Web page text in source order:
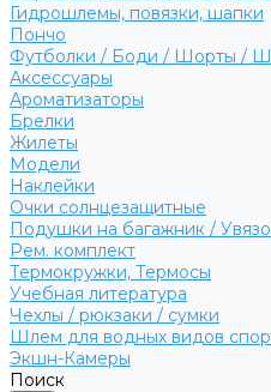
Гидрошлемы, повязки, шапки
Пончо
Футболки / Боди / Шорты /
Аксессуары
Ароматизаторы
Брелки
Жилеты
Модели
Наклейки
Очки солнцезащитные
Подушки на багажник /
Рем. комплект
Термокружки, Термосы
Учебная литература
Чехлы / рюкзаки / сумки
Шлем для водных видов
Экшн-Камеры
Поиск